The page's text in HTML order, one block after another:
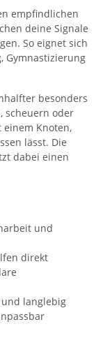
empfindlichen
deine Signale
So eignet sich
Gymnastizierung
besonders
scheuern oder
einem Knoten,
lässt. Die
dabei einen
und
direkt
langlebig